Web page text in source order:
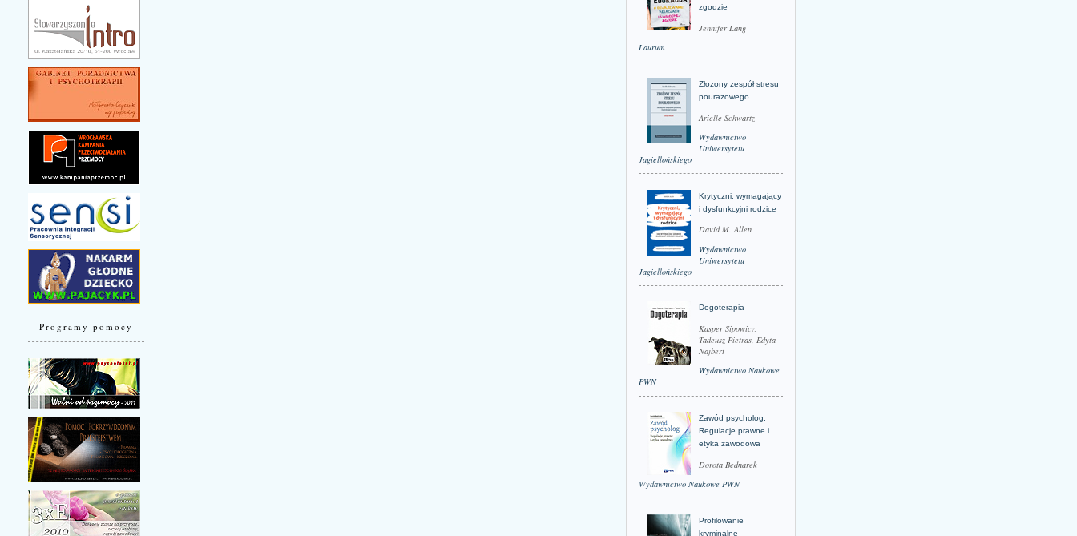
Programy pomocy
zgodzie
Jennifer Lang
Laurum
Złożony zespół stresu
pourazowego
Arielle Schwartz
Wydawnictwo
Uniwersytetu
Jagiellońskiego
Krytyczni, wymagający
i dysfunkcyjni rodzice
David M. Allen
Wydawnictwo
Uniwersytetu
Jagiellońskiego
Dogoterapia
Kasper Sipowicz,
Tadeusz Pietras, Edyta
Najbert
Wydawnictwo Naukowe
PWN
Zawód psycholog.
Regulacje prawne i
etyka zawodowa
Dorota Bednarek
Wydawnictwo Naukowe PWN
Profilowanie
kryminalne